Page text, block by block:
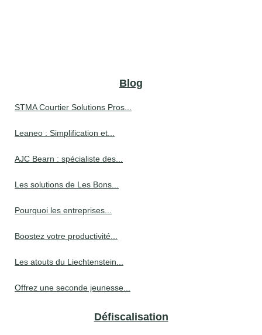
Blog
STMA Courtier Solutions Pros...
Leaneo : Simplification et...
AJC Bearn : spécialiste des...
Les solutions de Les Bons...
Pourquoi les entreprises...
Boostez votre productivité...
Les atouts du Liechtenstein...
Offrez une seconde jeunesse...
Défiscalisation